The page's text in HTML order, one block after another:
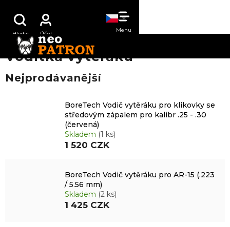
obsah
Vodítka vytěráku
Nejprodávanější
BoreTech Vodič vytěráku pro klikovky se
středovým zápalem pro kalibr .25 - .30
(červená)
Skladem (1 ks)
1 520 CZK
BoreTech Vodič vytěráku pro AR-15 (.223
/ 5.56 mm)
Skladem (2 ks)
1 425 CZK